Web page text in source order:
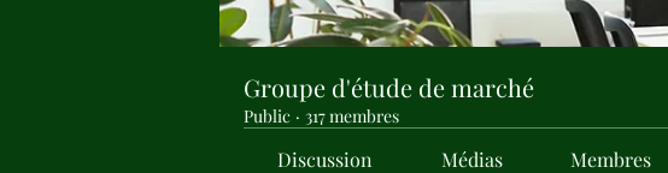
Groupe d'étude de marché
Public · 317 membres
Discussion Médias Membres